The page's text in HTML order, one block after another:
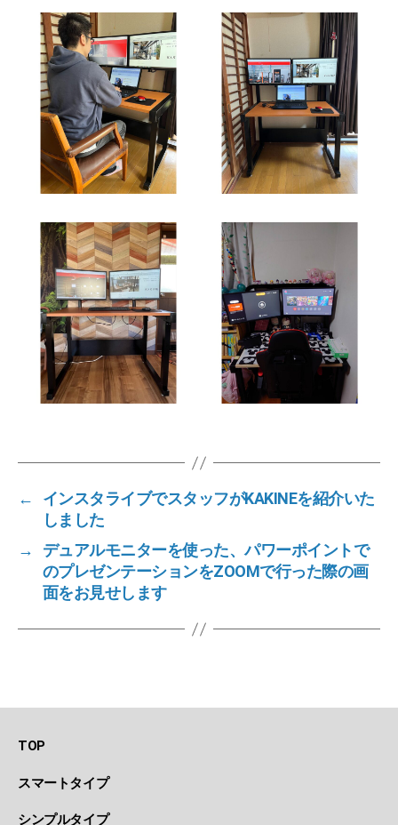
←
インスタライブでスタッフがKAKINEを紹介いた
しました
→
デュアルモニターを使った、パワーポイントで
のプレゼンテーションをZOOMで行った際の画
面をお見せします
TOP
スマートタイプ
シンプルタイプ